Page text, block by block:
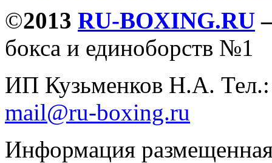
©2013 RU-BOXING.RU
бокса и единоборств №1
ИП Кузьменков Н.А.
mail@ru-boxing.ru
Информация